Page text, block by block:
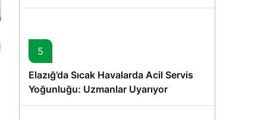
5
Elazığ’da Sıcak Havalarda Acil Servis
Yoğunluğu: Uzmanlar Uyarıyor